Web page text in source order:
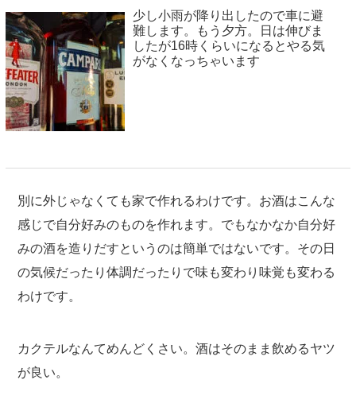
少し小雨が降り出したので車に避
難します。もう夕方。日は伸びま
したが16時くらいになるとやる気
がなくなっちゃいます
別に外じゃなくても家で作れるわけです。お酒はこんな
感じで自分好みのものを作れます。でもなかなか自分好
みの酒を造りだすというのは簡単ではないです。その日
の気候だったり体調だったりで味も変わり味覚も変わる
わけです。
カクテルなんてめんどくさい。酒はそのまま飲めるヤツ
が良い。